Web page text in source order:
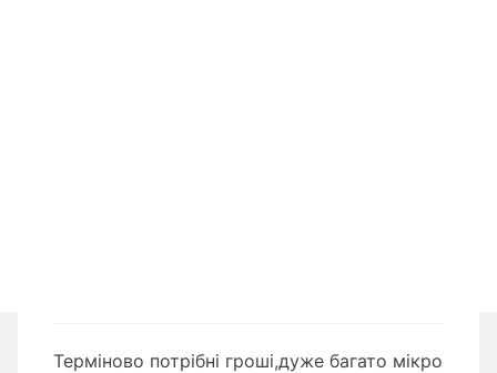
Терміново потрібні гроші,дуже багато мікро